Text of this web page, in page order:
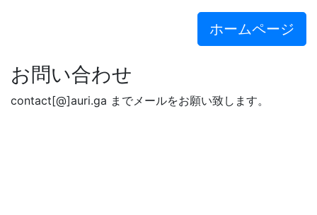
ホームページ
お問い合わせ
contact[@]auri.ga までメールをお願い致します。